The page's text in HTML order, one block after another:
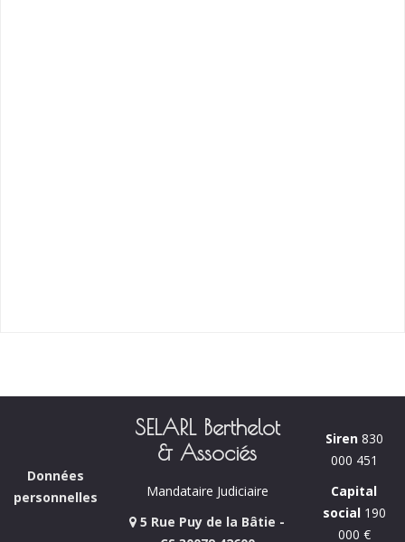
Données
personnelles
SELARL Berthelot
& Associés
Mandataire Judiciaire
5 Rue Puy de la Bâtie -
Siren830
000 451
Capital
social190
000 €